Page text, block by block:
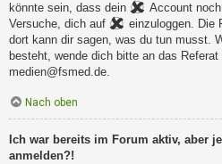
könnte sein, dass dein
Account
Versuche, dich auf
einzuloggen. Die
dort kann dir sagen, was du tun musst.
besteht, wende dich bitte an das Referat
medien@fsmed.de.
Nach oben
Ich war bereits im Forum aktiv, aber
anmelden?!